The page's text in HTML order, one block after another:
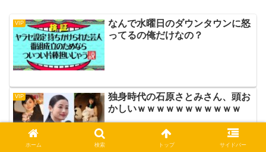
VIP
なんで水曜日のダウンタウンに怒
ってるの俺だけなの？
VIP
独身時代の石原さとみさん、頭お
かしいｗｗｗｗｗｗｗｗｗｗｗ
ホーム 検索 トップ サイドバー